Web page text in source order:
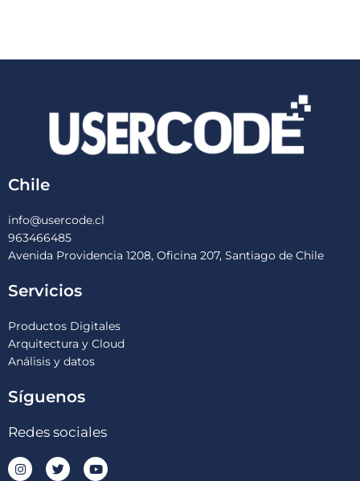
Chile
info@usercode.cl
963466485
Avenida Providencia 1208, Oficina 207, Santiago de Chile
Servicios
Productos Digitales
Arquitectura y Cloud
Análisis y datos
Síguenos
Redes sociales
I
n
T
w
Y
o